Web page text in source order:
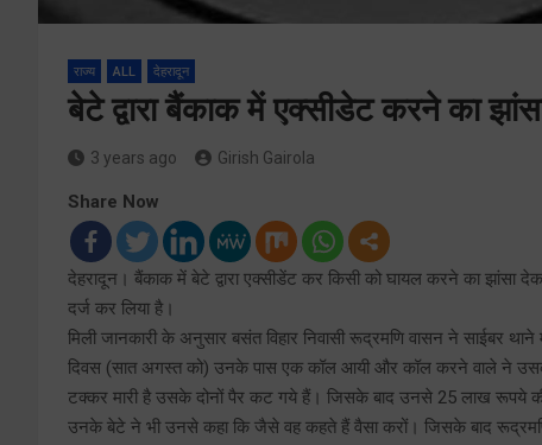
राज्य ALL देहरादून
बेटे द्वारा बैंकाक में एक्सीडेट करने का
3 years ago Girish Gairola
Share Now
देहरादून। बैंकाक में बेटे द्वारा एक्सीडेंट कर किसी को घायल करने का झांसा
दर्ज कर लिया है।
मिली जानकारी के अनुसार बसंत विहार निवासी रूद्रमणि वासन ने साईबर
दिवस (सात अगस्त को) उनके पास एक कॉल आयी और कॉल करने वाले ने
टक्कर मारी है उसके दोनों पैर कट गये हैं। जिसके बाद उनसे 25 लाख रूपये
उनके बेटे ने भी उनसे कहा कि जैसे वह कहते हैं वैसा करों। जिसके बाद